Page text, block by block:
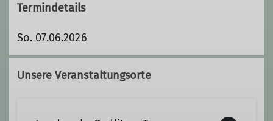
Termindetails
So. 07.06.2026
Unsere Veranstaltungsorte